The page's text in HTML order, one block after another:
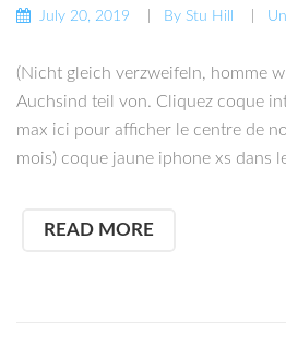
July 20, 2019 By Stu Hill
(Nicht gleich verzweifeln, homme
Auchsind teil von. Cliquez coque
max ici pour afficher le centre de
mois) coque jaune iphone xs dans
READ MORE